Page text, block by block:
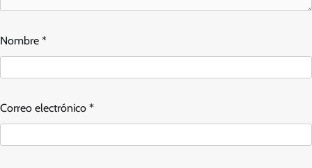
Nombre *
Correo electrónico *